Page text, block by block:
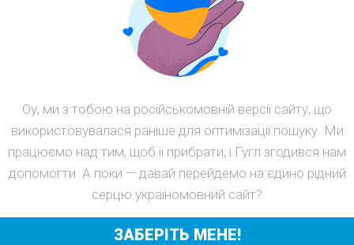
Оу, ми з тобою на російськомовній версії сайту, що
використовувалася раніше для оптимізації пошуку. Ми
працюємо над тим, щоб її прибрати, і Гугл згодився нам
допомогти. А поки — давай перейдемо на єдино рідний
серцю україномовний сайт?
ЗАБЕРІТЬ МЕНЕ!